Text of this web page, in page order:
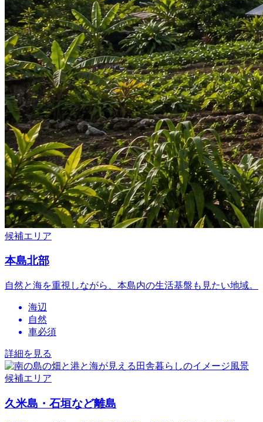
候補エリア
本島北部
自然と海を重視しながら、本島内の生活基盤も見たい地域。
海辺
自然
車必須
詳細を見る
候補エリア
久米島・石垣など離島